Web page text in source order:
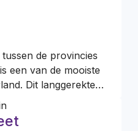
de provincies
een van de mooiste
Dit langgerekte…